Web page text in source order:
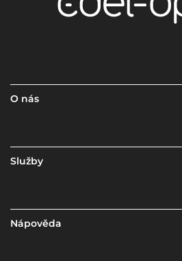
O nás
Služby
Nápověda